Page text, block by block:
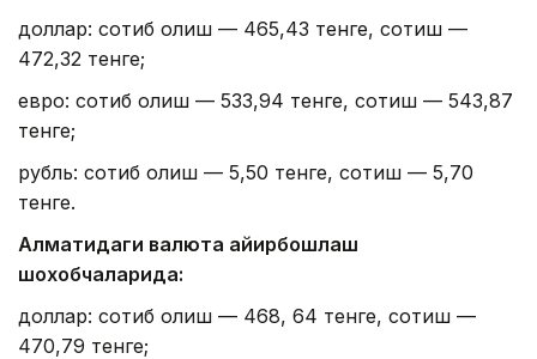
доллар: сотиб олиш — 465,43 тенге, сотиш —
472,32 тенге;
евро: сотиб олиш — 533,94 тенге, сотиш — 543,87
тенге;
рубль: сотиб олиш — 5,50 тенге, сотиш — 5,70
тенге.
Алматидаги валюта айирбошлаш
шохобчаларида:
доллар: сотиб олиш — 468, 64 тенге, сотиш —
470,79 тенге;